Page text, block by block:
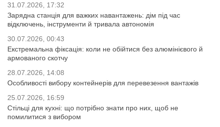
31.07.2026, 17:32
Зарядна станція для важких навантажень: дім під час
відключень, інструменти й тривала автономія
30.07.2026, 00:43
Екстремальна фіксація: коли не обійтися без алюмінієвого й
армованого скотчу
28.07.2026, 14:08
Особливості вибору контейнерів для перевезення вантажів
25.07.2026, 16:59
Стільці для кухні: що потрібно знати про них, щоб не
помилитися з вибором